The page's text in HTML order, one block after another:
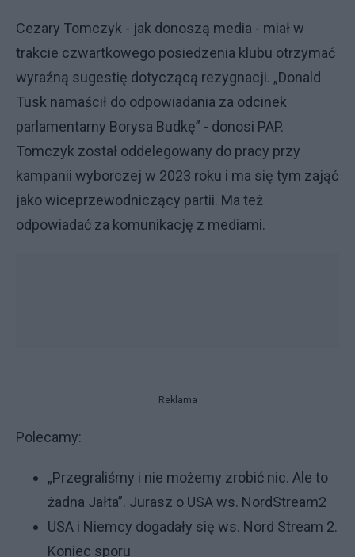
Cezary Tomczyk - jak donoszą media - miał w
trakcie czwartkowego posiedzenia klubu otrzymać
wyraźną sugestię dotyczącą rezygnacji. „Donald
Tusk namaścił do odpowiadania za odcinek
parlamentarny Borysa Budkę” - donosi PAP.
Tomczyk został oddelegowany do pracy przy
kampanii wyborczej w 2023 roku i ma się tym zająć
jako wiceprzewodniczący partii. Ma też
odpowiadać za komunikację z mediami.
Reklama
Polecamy:
„Przegraliśmy i nie możemy zrobić nic. Ale to
żadna Jałta”. Jurasz o USA ws. NordStream2
USA i Niemcy dogadały się ws. Nord Stream 2.
Koniec sporu